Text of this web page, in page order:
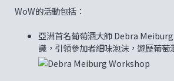
WoW的活動包括：
亞洲首名葡萄酒大師 Debra
識，引領參加者細味泡沫，遊歷葡萄